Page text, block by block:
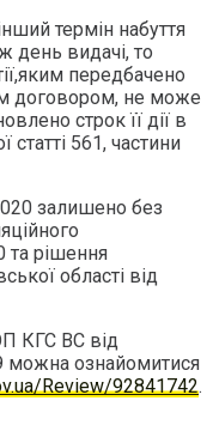
термін набуття
день видачі, то
передбачено
договором, не може
строк її дії в
статті 561, частини
залишено без
та рішення
області від
КГС ВС від
можна ознайомитися
Review/92841742.